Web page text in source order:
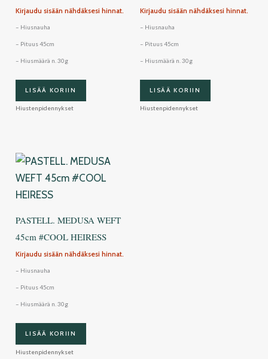
Kirjaudu sisään nähdäksesi hinnat.
– Hiusnauha
– Pituus 45cm
– Hiusmäärä n. 30g
LISÄÄ KORIIN
Hiustenpidennykset
Kirjaudu sisään nähdäksesi hinnat.
– Hiusnauha
– Pituus 45cm
– Hiusmäärä n. 30g
LISÄÄ KORIIN
Hiustenpidennykset
PASTELL. MEDUSA WEFT
45cm #COOL HEIRESS
Kirjaudu sisään nähdäksesi hinnat.
– Hiusnauha
– Pituus 45cm
– Hiusmäärä n. 30g
LISÄÄ KORIIN
Hiustenpidennykset